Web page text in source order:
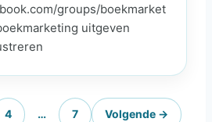
groups/boekmarket
uitgeven
4 … 7 Volgende →